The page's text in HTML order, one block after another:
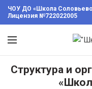
ЧОУ ДО «Школа
Лицензия №722022005
Структура и